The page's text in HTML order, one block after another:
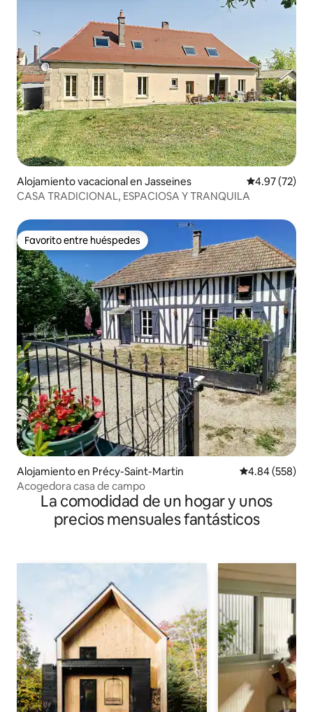
Alojamiento vacacional en Jasseines Calificación
4.97 (72)
CASA TRADICIONAL, ESPACIOSA Y TRANQUILA
Favorito entre huéspedes
Favorito entre huéspedes
Alojamiento en Précy-Saint-Martin Calificación
4.84 (558)
Acogedora casa de campo
La comodidad de un hogar y unos
precios mensuales fantásticos